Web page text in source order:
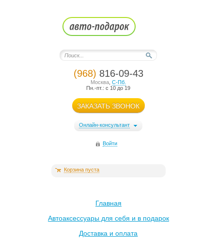
(968) 816-09-43
Москва ,С-Пб.
Пн.-пт.: с 10 до 19
ЗАКАЗАТЬ ЗВОНОК
Онлайн-консультант
Войти
Корзина пуста
Главная
Автоаксессуары для себя и в подарок
Доставка и оплата